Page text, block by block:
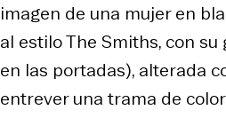
imagen de una mujer en
al estilo The Smiths, con
en las portadas), alterada
entrever una trama de